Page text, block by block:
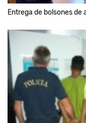
Entrega de bolsones de